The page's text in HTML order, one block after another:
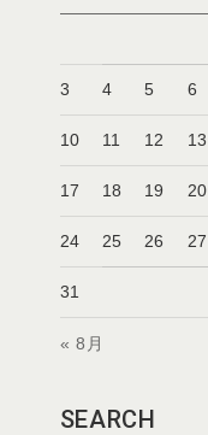
3 4 5 6
10 11 12 13
17 18 19 20
24 25 26 27
31
« 8月
SEARCH